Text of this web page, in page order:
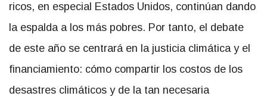
ricos, en especial Estados Unidos, continúan dando
la espalda a los más pobres. Por tanto, el debate
de este año se centrará en la justicia climática y el
financiamiento: cómo compartir los costos de los
desastres climáticos y de la tan necesaria